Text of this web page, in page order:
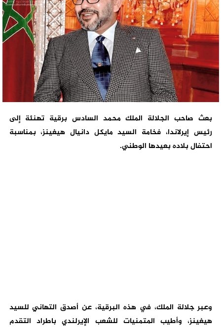
بعث صاحب الجلالة الملك محمد السادس برقية تهنئة إلى
رئيس إيرلاندا، فخامة السيد مايكل دانيال هيغينز، بمناسبة
احتفال بلاده بعيدها الوطني.
وعبر جلالة الملك، في هذه البرقية، عن أصدق التهاني للسيد
هيغينز، وأطيب المتمنيات للشعب الإيرلندي باطراد التقدم